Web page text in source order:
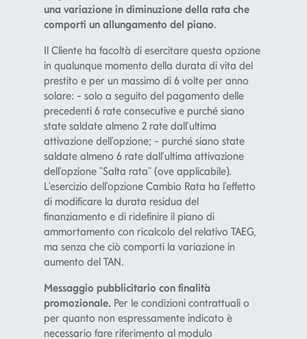
comporti un allungamento del piano.
Il Cliente ha facoltà di esercitare questa opzione
in qualunque momento della durata di vita del
prestito e per un massimo di 6 volte per anno
solare: - solo a seguito del pagamento delle
precedenti 6 rate consecutive e purché siano
state saldate almeno 2 rate dall'ultima
attivazione dell'opzione; - purché siano state
saldate almeno 6 rate dall'ultima attivazione
dell'opzione "Salta rata" (ove applicabile).
L'esercizio dell'opzione Cambio Rata ha l'effetto
di modificare la durata residua del
finanziamento e di ridefinire il piano di
ammortamento con ricalcolo del relativo TAEG,
ma senza che ciò comporti la variazione in
aumento del TAN.
promozionale.Per le condizioni contrattuali o
per quanto non espressamente indicato è
necessario fare riferimento al modulo
denominato "Informazioni Europee di Base sul